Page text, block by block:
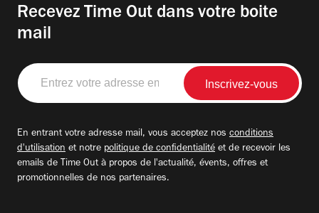
Recevez Time Out dans votre boite
mail
Entrez
votre
adresse
En entrant votre adresse mail, vous acceptez nos conditions
d'utilisation et notre politique de confidentialité et de recevoir les
emails de Time Out à propos de l'actualité, évents, offres et
promotionnelles de nos partenaires.